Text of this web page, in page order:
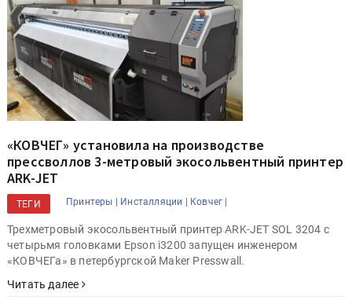
«КОВЧЕГ» установила на производстве
прессволлов 3-метровый экосольвентный принтер
ARK-JET
ТЕГИ Принтеры | Инсталляции | Ковчег |
Трехметровый экосольвентный принтер ARK-JET SOL 3204 с
четырьмя головками Epson i3200 запущен инженером
«КОВЧЕГа» в петербургской Maker Presswall.
Читать далее